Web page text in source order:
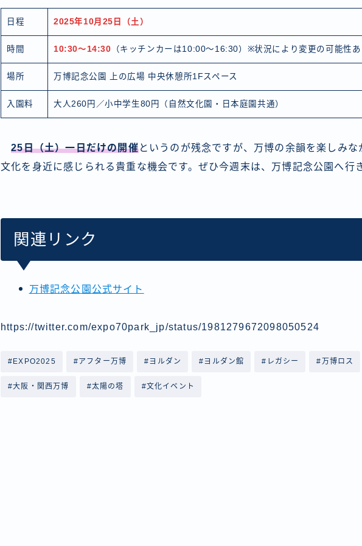
日程 2025年10月25日（土）
時間 10:30～14:30 （キッチンカーは10:00〜16:30）※状況により変更の可能性あ
場所 万博記念公園 上の広場 中央休憩所1Fスペース
入園料 大人260円／小中学生80円（自然文化園・日本庭園共通）
25日（土）一日だけの開催というのが残念ですが、万博の余韻を楽しみな
文化を身近に感じられる貴重な機会です。ぜひ今週末は、万博記念公園へ行
関連リンク
万博記念公園公式サイト
https://twitter.com/expo70park_jp/status/1981279672098050524
#EXPO2025 #アフター万博 #ヨルダン #ヨルダン館 #レガシー #万博ロス
#大阪・関西万博 #太陽の塔 #文化イベント